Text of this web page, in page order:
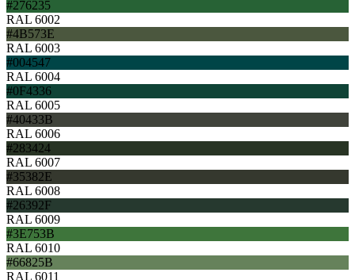
#276235
RAL 6002
#4B573E
RAL 6003
#004547
RAL 6004
#0F4336
RAL 6005
#40433B
RAL 6006
#283424
RAL 6007
#35382E
RAL 6008
#26392F
RAL 6009
#3E753B
RAL 6010
#66825B
RAL 6011